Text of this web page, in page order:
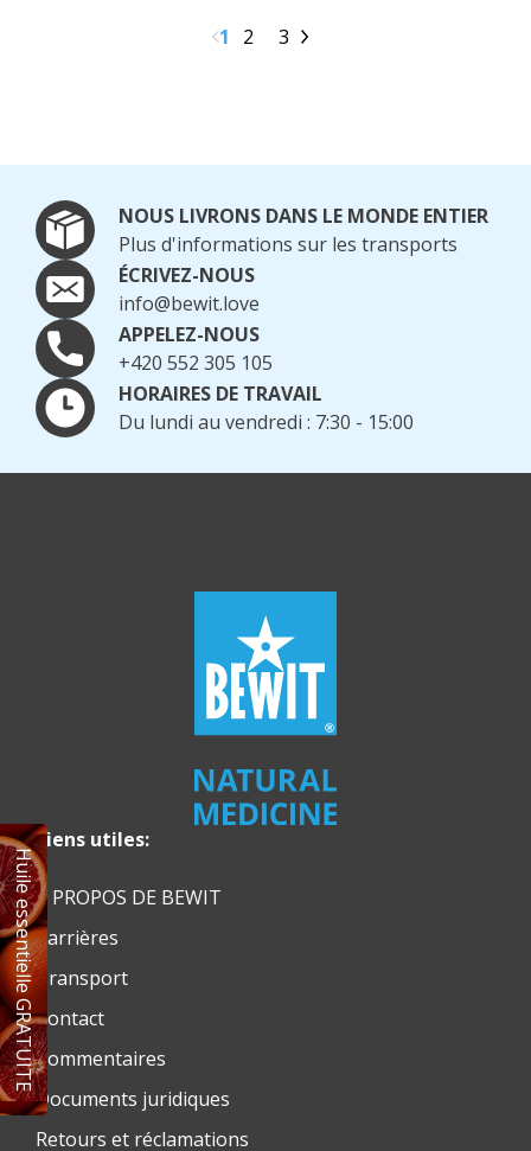
1
2 3
Huile essentielle GRATUITE
NOUS LIVRONS DANS LE MONDE ENTIER
Plus d'informations sur les transports
ÉCRIVEZ-NOUS
info@bewit.love
APPELEZ-NOUS
+420 552 305 105
HORAIRES DE TRAVAIL
Du lundi au vendredi : 7:30 - 15:00
Liens utiles:
À PROPOS DE BEWIT
Carrières
Transport
Contact
Commentaires
Documents juridiques
Retours et réclamations